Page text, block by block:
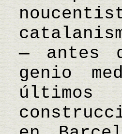
— antes
genio